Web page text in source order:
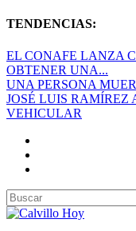
TENDENCIAS:
EL CONAFE LANZA
OBTENER UNA...
UNA PERSONA
JOSÉ LUIS RAMÍREZ
VEHICULAR